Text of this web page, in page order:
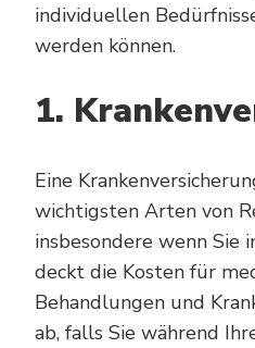
individuellen
werden können.
1.
Eine
wichtigsten Arten von
insbesondere wenn Sie
deckt die Kosten für
Behandlungen und
ab, falls Sie während